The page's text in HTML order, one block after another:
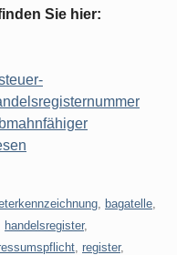
Sie hier:
bagatelle
handelsregister,
register,